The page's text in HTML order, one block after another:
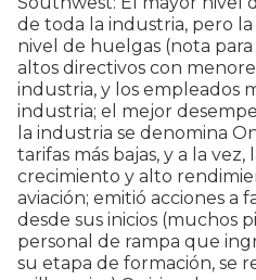
de toda la industria, pero
nivel de huelgas (nota
altos directivos con
industria, y los empleados
industria; el mejor
la industria se denomina
tarifas más bajas, y a la
crecimiento y alto
aviación; emitió acciones a
desde sus inicios (muchos
personal de rampa que
su etapa de formación, se